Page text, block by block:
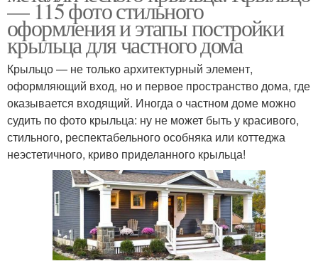
— 115 фото стильного
оформления и этапы постройки
крыльца для частного дома
Крыльцо — не только архитектурный элемент,
оформляющий вход, но и первое пространство дома, где
оказывается входящий. Иногда о частном доме можно
судить по фото крыльца: ну не может быть у красивого,
стильного, респектабельного особняка или коттеджа
неэстетичного, криво приделанного крыльца!